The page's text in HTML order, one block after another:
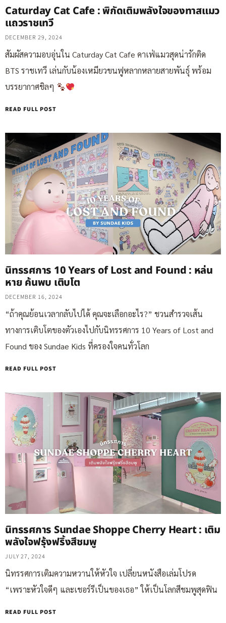
Caturday Cat Cafe : พิกัดเติมพลังใจของทาสแมว
แถวราชเทวี
DECEMBER 29, 2024
สัมผัสความอบอุ่นใน Caturday Cat Cafe คาเฟ่แมวสุดน่ารักติด
BTS ราชเทวี เล่นกับน้องเหมียวขนฟูหลากหลายสายพันธุ์ พร้อม
บรรยากาศชิลๆ
READ FULL POST
นิทรรศการ 10 Years of Lost and Found : หล่น
หาย ค้นพบ เติบโต
DECEMBER 16, 2024
“ถ้าคุณย้อนเวลากลับไปได้ คุณจะเลือกอะไร?” ชวนสำรวจเส้น
ทางการเติบโตของตัวเองไปกับนิทรรศการ 10 Years of Lost and
Found ของ Sundae Kids ที่ครองใจคนทั่วโลก
READ FULL POST
นิทรรศการ Sundae Shoppe Cherry Heart : เติม
พลังใจฟรุ้งฟริ้งสีชมพู
JULY 27, 2024
นิทรรศการเติมความหวานให้หัวใจ เปลี่ยนหนังสือเล่มโปรด
“เพราะหัวใจดีๆ และเชอร์รีเป็นของเธอ” ให้เป็นโลกสีชมพูสุดฟิน
READ FULL POST